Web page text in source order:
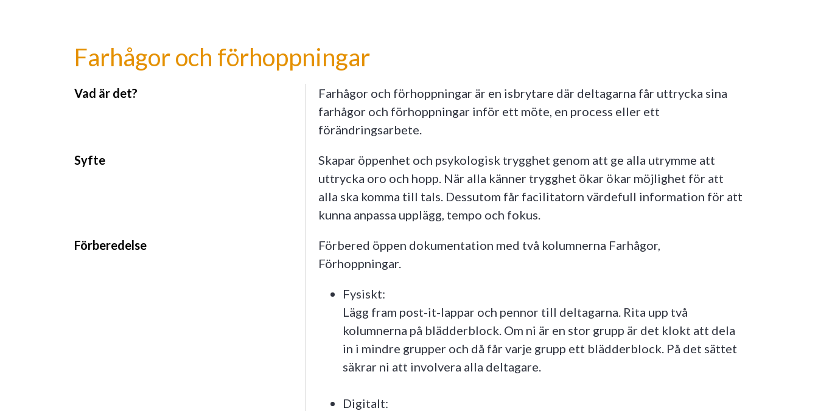
Farhågor och förhoppningar
Vad är det?
Farhågor och förhoppningar är en isbrytare där deltagarna får uttrycka sina
farhågor och förhoppningar inför ett möte, en process eller ett
förändringsarbete.
Syfte
Skapar öppenhet och psykologisk trygghet genom att ge alla utrymme att
uttrycka oro och hopp. När alla känner trygghet ökar ökar möjlighet för att
alla ska komma till tals. Dessutom får facilitatorn värdefull information för att
kunna anpassa upplägg, tempo och fokus.
Förberedelse
Förbered öppen dokumentation med två kolumnerna Farhågor,
Förhoppningar.
Fysiskt:
Lägg fram post-it-lappar och pennor till deltagarna. Rita upp två
kolumnerna på blädderblock. Om ni är en stor grupp är det klokt att dela
in i mindre grupper och då får varje grupp ett blädderblock. På det sättet
säkrar ni att involvera alla deltagare.
Digitalt: